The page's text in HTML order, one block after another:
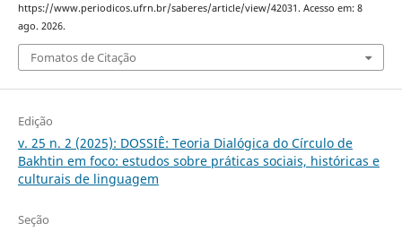
https://www.periodicos.ufrn.br/saberes/article/view/42031. Acesso em: 8
ago. 2026.
Fomatos de Citação
Edição
v. 25 n. 2 (2025): DOSSIÊ: Teoria Dialógica do Círculo de
Bakhtin em foco: estudos sobre práticas sociais, históricas e
culturais de linguagem
Seção